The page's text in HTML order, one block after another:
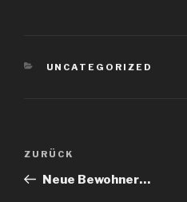
KATEGORIEN
UNCATEGORIZED
Beitragsnavigation
Vorheriger
Beitrag
ZURÜCK
Neue Bewohner…